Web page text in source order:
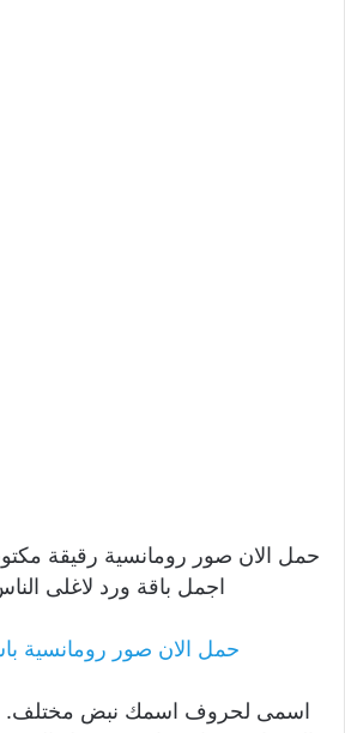
حمل الان صور رومانسية رقيقة
اجمل باقة ورد لاغلى
حمل الان صور رومانسية
اسمى لحروف اسمك نبض مختلف.